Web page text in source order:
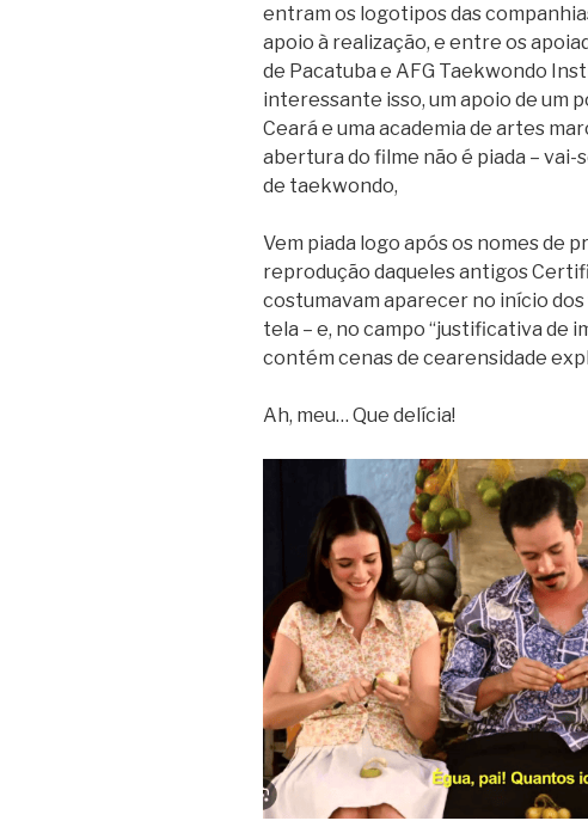
entram os logotipos das
apoio à realização, e entre os
de Pacatuba e AFG Taekwondo
interessante isso, um apoio de um
Ceará e uma academia de artes
abertura do filme não é piada –
de taekwondo,
Vem piada logo após os nomes de
reprodução daqueles antigos
costumavam aparecer no início
tela – e, no campo “justificativa de
contém cenas de cearensidade
Ah, meu… Que delícia!